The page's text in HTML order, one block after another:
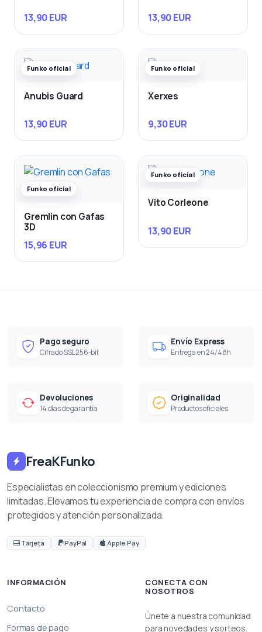
13,90 EUR 13,90 EUR
Funko oficial
Anubis Guard
13,90 EUR
Funko oficial
Xerxes
9,30 EUR
Funko oficial
Gremlin con Gafas
3D
15,96 EUR
Funko oficial
Vito Corleone
13,90 EUR
Pago seguro
Cifrado SSL 256-bit
Envío Express
Entrega en 24/48h
Devoluciones
14 días de garantía
Originalidad
Productos oficiales
FreaKFunko
Especialistas en coleccionismo premium y ediciones
limitadas. Elevamos tu experiencia de compra con envíos
protegidos y atención personalizada.
Tarjeta PayPal Apple Pay
INFORMACIÓN
Contacto
Formas de pago
CONECTA CON
NOSOTROS
Únete a nuestra comunidad
para novedades y sorteos.